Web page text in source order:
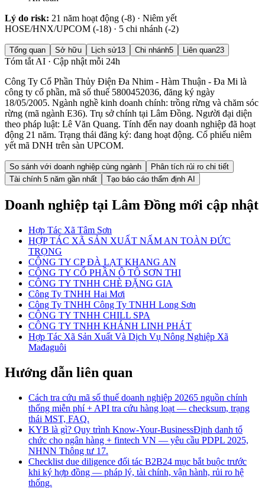
Lý do risk: 21 năm hoạt động (-8) · Niêm yết
HOSE/HNX/UPCOM (-18) · 5 chi nhánh (-2)
Tổng quan Sở hữu Lịch sử13 Chi nhánh5 Liên quan23
Tóm tắt AI · Cập nhật mỗi 24h
Công Ty Cổ Phần Thủy Điện Đa Nhim - Hàm Thuận - Đa Mi là
công ty cổ phần, mã số thuế 5800452036, đăng ký ngày
18/05/2005. Ngành nghề kinh doanh chính: trồng rừng và chăm sóc
rừng (mã ngành E36). Trụ sở chính tại Lâm Đồng. Người đại diện
theo pháp luật: Lê Văn Quang. Tính đến nay doanh nghiệp đã hoạt
động 21 năm. Trạng thái đăng ký: đang hoạt động. Cổ phiếu niêm
yết mã DNH trên sàn UPCOM.
So sánh với doanh nghiệp cùng ngành
Phân tích rủi ro chi tiết
Tài chính 5 năm gần nhất
Tạo báo cáo thẩm định AI
Doanh nghiệp tại Lâm Đồng mới cập nhật
Hợp Tác Xã Tâm Sơn
HỢP TÁC XÃ SẢN XUẤT NẤM AN TOÀN ĐỨC
TRỌNG
CÔNG TY CP ĐÀ LẠT KHANG AN
CÔNG TY CỔ PHẦN Ô TÔ SƠN THI
CÔNG TY TNHH CHÈ ĐẶNG GIA
Công Ty TNHH Hai Mơi
Công Ty TNHH Công Ty TNHH Long Sơn
CÔNG TY TNHH CHILL SPA
CÔNG TY TNHH KHÁNH LINH PHÁT
Hợp Tác Xã Sản Xuất Và Dịch Vụ Nông Nghiệp Xã
Mađaguôi
Hướng dẫn liên quan
Cách tra cứu mã số thuế doanh nghiệp 20265 nguồn chính
thống miễn phí + API tra cứu hàng loạt — checksum, trạng
thái MST, FAQ.
KYB là gì? Quy trình Know-Your-BusinessĐịnh danh tổ
chức cho ngân hàng + fintech VN — yêu cầu PDPL 2025,
NHNN Thông tư 17.
Checklist due diligence đối tác B2B24 mục bắt buộc trước
khi ký hợp đồng — pháp lý, tài chính, vận hành, rủi ro hệ
thống.